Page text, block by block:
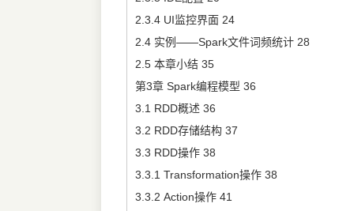
2.3.4 UI监控界面 24
2.4 实例——Spark文件词频统计 28
2.5 本章小结 35
第3章 Spark编程模型 36
3.1 RDD概述 36
3.2 RDD存储结构 37
3.3 RDD操作 38
3.3.1 Transformation操作 38
3.3.2 Action操作 41